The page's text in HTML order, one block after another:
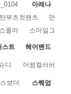
아레나
부츠컷팬츠
먼
콜라 스마일그
스트 헤어밴드
디 어썸컬러버
보더 스퀘엄